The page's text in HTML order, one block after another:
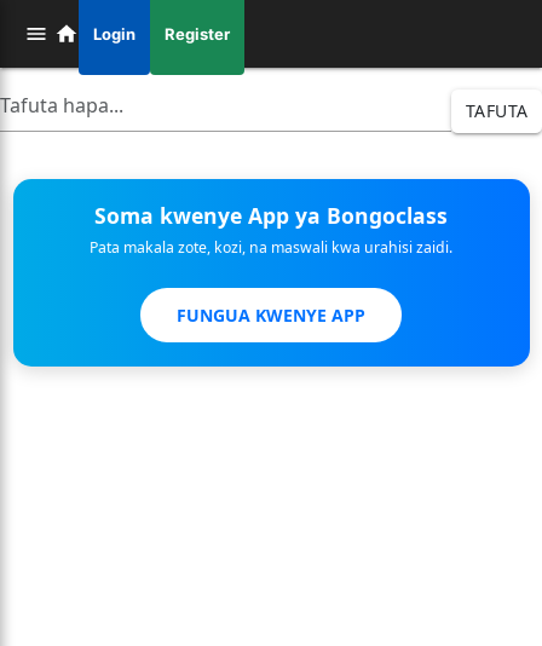
Login Register
TAFUTA
Soma kwenye App ya Bongoclass
Pata makala zote, kozi, na maswali kwa urahisi zaidi.
FUNGUA KWENYE APP